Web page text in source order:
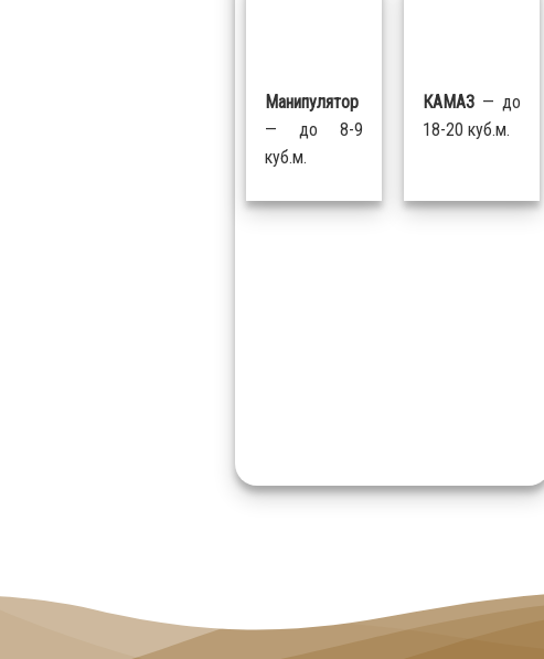
Манипулятор
— до 8-9
куб.м.
КАМАЗ— до
18-20 куб.м.